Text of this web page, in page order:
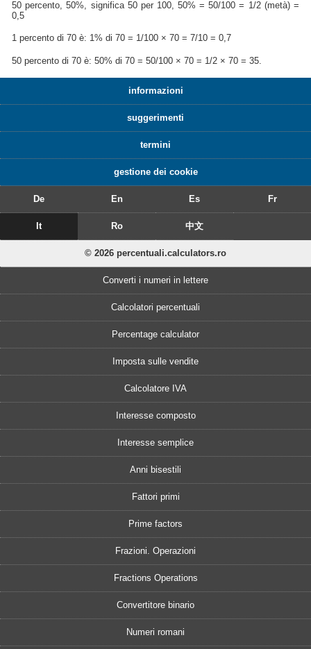
50 percento, 50%, significa 50 per 100, 50% = 50/100 = 1/2 (metà) =
0,5
1 percento di 70 è: 1% di 70 = 1/100 × 70 = 7/10 = 0,7
50 percento di 70 è: 50% di 70 = 50/100 × 70 = 1/2 × 70 = 35.
informazioni
suggerimenti
termini
gestione dei cookie
De En Es Fr
It Ro 中文
© 2026 percentuali.calculators.ro
Converti i numeri in lettere
Calcolatori percentuali
Percentage calculator
Imposta sulle vendite
Calcolatore IVA
Interesse composto
Interesse semplice
Anni bisestili
Fattori primi
Prime factors
Frazioni. Operazioni
Fractions Operations
Convertitore binario
Numeri romani